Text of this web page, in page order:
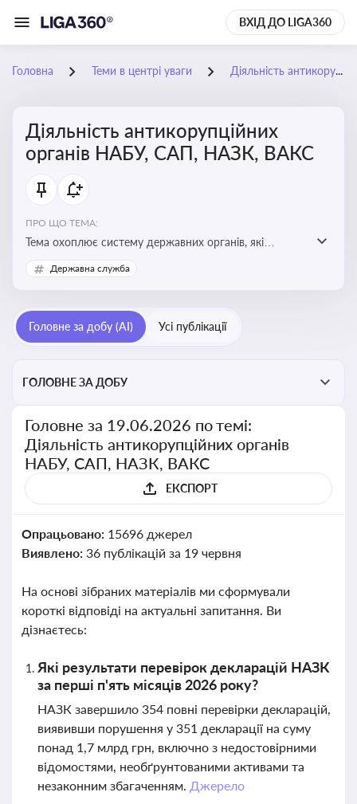
ВХІД ДО LIGA360
Головна Теми в центрі уваги Діяльність антикорупційних органів НАБУ, САП, НАЗК, ВАКС
Діяльність антикорупційних
органів НАБУ, САП, НАЗК, ВАКС
ПРО ЩО ТЕМА:
Тема охоплює систему державних органів, які
здійснюють запобігання, виявлення та розслідування
корупційних правопорушень, що є ключовим
у державному управлінні та бізнесі
Державна служба
Головне за добу (AI) Усі публікації
ГОЛОВНЕ ЗА ДОБУ
Головне за 19.06.2026 по темі:
Діяльність антикорупційних органів
НАБУ, САП, НАЗК, ВАКС
ЕКСПОРТ
Опрацьовано: 15696 джерел
Виявлено: 36 публікацій за 19 червня
На основі зібраних матеріалів ми сформували
короткі відповіді на актуальні запитання. Ви
дізнаєтесь:
Які результати перевірок декларацій НАЗК
за перші п'ять місяців 2026 року?
НАЗК завершило 354 повні перевірки декларацій,
виявивши порушення у 351 декларації на суму
понад 1,7 млрд грн, включно з недостовірними
відомостями, необґрунтованими активами та
незаконним збагаченням. Джерело